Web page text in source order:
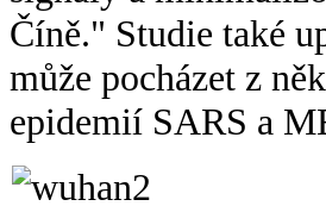
Číně." Studie také
může pocházet z
epidemií SARS a